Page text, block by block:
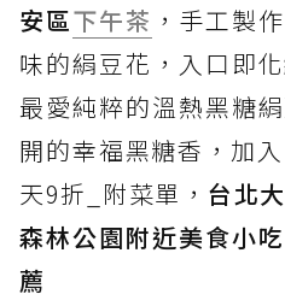
安區下午茶 ，手工製
味的絹豆花，入口即
最愛純粹的溫熱黑糖
開的幸福黑糖香，加
天9折_附菜單， 台北
森林公園附近美食小
薦